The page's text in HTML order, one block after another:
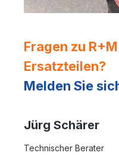
Fragen zu
Ersatzteilen?
Melden Sie
Jürg Schärer
Technischer Berater